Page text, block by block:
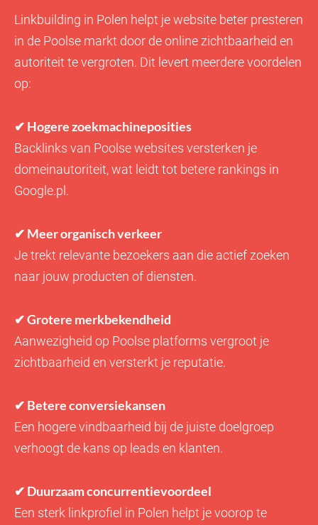
Linkbuilding in Polen helpt je website beter presteren
in de Poolse markt door de online zichtbaarheid en
autoriteit te vergroten. Dit levert meerdere voordelen
op:
✔ Hogere zoekmachineposities
Backlinks van Poolse websites versterken je
domeinautoriteit, wat leidt tot betere rankings in
Google.pl.
✔ Meer organisch verkeer
Je trekt relevante bezoekers aan die actief zoeken
naar jouw producten of diensten.
✔ Grotere merkbekendheid
Aanwezigheid op Poolse platforms vergroot je
zichtbaarheid en versterkt je reputatie.
✔ Betere conversiekansen
Een hogere vindbaarheid bij de juiste doelgroep
verhoogt de kans op leads en klanten.
✔ Duurzaam concurrentievoordeel
Een sterk linkprofiel in Polen helpt je voorop te